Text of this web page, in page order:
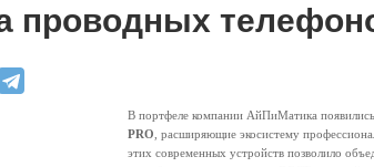
проводных
В портфеле компании АйПиМатика появились
PRO , расширяющие экосистему
этих современных устройств позволило